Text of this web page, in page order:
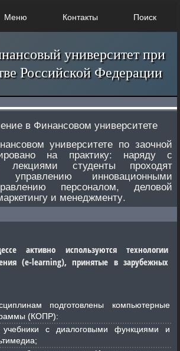
Меню Контакты Поиск
университет при
Российской Федерации
в Финансовом университете
университете по заочной
на практику: наряду с
лекциями студенты проходят
инновационными
персоналом, деловой
и менеджменту.
активно используются технологии
компьютерные
(КОПР):